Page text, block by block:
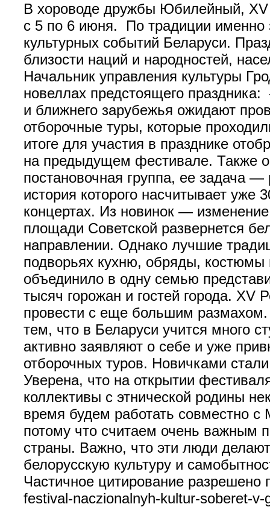
В хороводе дружбы Юбилейный, XV
с 5 по 6 июня. По традиции именно
культурных событий Беларуси.
близости наций и народностей,
Начальник управления культуры
новеллах предстоящего
и ближнего зарубежья ожидают
отборочные туры, которые
итоге для участия в празднике
на предыдущем фестивале. Также
постановочная группа, ее задача
история которого насчитывает
концертах. Из новинок —
площади Советской развернется
направлении. Однако лучшие
подворьях кухню, обряды, костюмы
объединило в одну семью
тысяч горожан и гостей города. XV
провести с еще большим
тем, что в Беларуси учится много
активно заявляют о себе и уже
отборочных туров. Новичками
Уверена, что на открытии
коллективы с этнической родины
время будем работать совместно
потому что считаем очень важным
страны. Важно, что эти люди
белорусскую культуру и
Частичное цитирование разрешено
festival-naczionalnyh-kultur-soberet-